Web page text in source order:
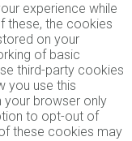
experience while
these, the cookies
on your
of basic
third-party cookies
you use this
your browser only
to opt-out of
these cookies may